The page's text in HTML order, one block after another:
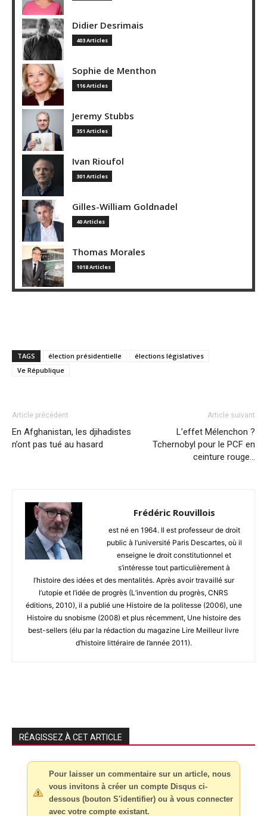
Didier Desrimais
403 Articles
Sophie de Menthon
116 Articles
Jeremy Stubbs
351 Articles
Ivan Rioufol
301 Articles
Gilles-William Goldnadel
40 Articles
Thomas Morales
1018 Articles
TAGS élection présidentielle
élections législatives
Ve République
Article précédent
En Afghanistan, les djihadistes
n’ont pas tué au hasard
Article suivant
L’effet Mélenchon ?
Tchernobyl pour le PCF en
ceinture rouge…
Frédéric Rouvillois
est né en 1964. Il est professeur de droit
public à l’université Paris Descartes, où il
enseigne le droit constitutionnel et
s’intéresse tout particulièrement à
l’histoire des idées et des mentalités. Après avoir travaillé sur
l’utopie et l’idée de progrès (L’invention du progrès, CNRS
éditions, 2010), il a publié une Histoire de la politesse (2006), une
Histoire du snobisme (2008) et plus récemment, Une histoire des
best-sellers (élu par la rédaction du magazine Lire Meilleur livre
d’histoire littéraire de l’année 2011).
RÉAGISSEZ À CET ARTICLE
Pour laisser un commentaire sur un article, nous
vous invitons à créer un compte Disqus ci-
dessous (bouton S'identifier) ou à vous connecter
avec votre compte existant.